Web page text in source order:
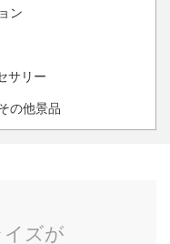
ン
サリー
の他景品